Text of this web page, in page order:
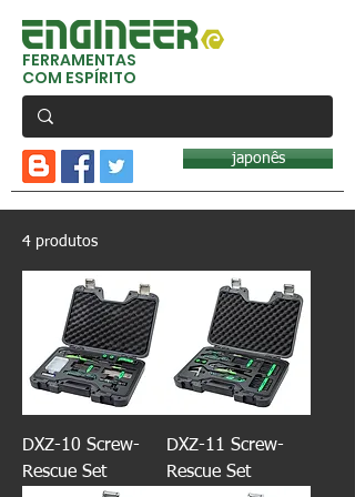
FERRAMENTAS
COM ESPÍRITO
japonês
4 produtos
DXZ-10 Screw-
Rescue Set
DXZ-11 Screw-
Rescue Set